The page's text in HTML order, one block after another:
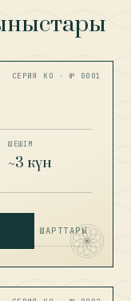
СЕРИЯ КО · № 0001
ШЕШІМ
~3 күн
ШАРТТАРЫ